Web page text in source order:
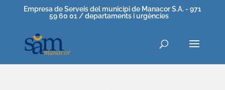
Empresa de Serveis del municipi de Manacor S.A. - 971
59 60 01 / departaments i urgències